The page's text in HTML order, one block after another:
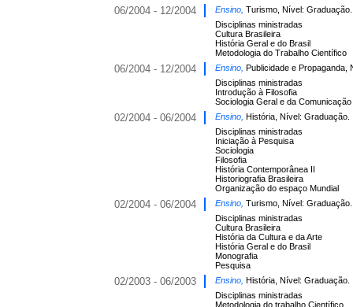
06/2004 - 12/2004 Ensino, Turismo, Nível: Graduação.
Disciplinas ministradas
Cultura Brasileira
História Geral e do Brasil
Metodologia do Trabalho Científico
06/2004 - 12/2004 Ensino, Publicidade e Propaganda,
Disciplinas ministradas
Introdução à Filosofia
Sociologia Geral e da Comunicação
02/2004 - 06/2004 Ensino, História, Nível: Graduação.
Disciplinas ministradas
Iniciação à Pesquisa
Sociologia
Filosofia
História Contemporânea II
Historiografia Brasileira
Organização do espaço Mundial
02/2004 - 06/2004 Ensino, Turismo, Nível: Graduação.
Disciplinas ministradas
Cultura Brasileira
História da Cultura e da Arte
História Geral e do Brasil
Monografia
Pesquisa
02/2003 - 06/2003 Ensino, História, Nível: Graduação.
Disciplinas ministradas
Metodologia do trabalho Científico